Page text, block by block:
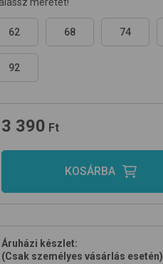
62 68 74
92
3 390 Ft
KOSÁRBA
Áruházi készlet:
(Csak személyes vásárlás esetén)